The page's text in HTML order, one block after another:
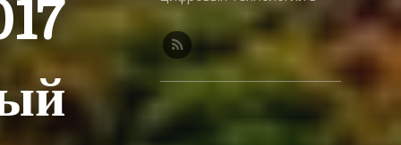
бизнесе. Владелец
собственного онлайн-
бизнеса.